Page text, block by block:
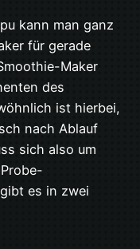
kann man ganz
für gerade
Maker
des
ist hierbei,
nach Ablauf
sich also um
es in zwei